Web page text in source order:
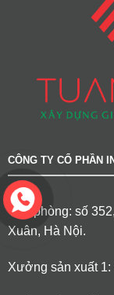
CÔNG TY CỔ PHẦN
Văn phòng: số
Xuân, Hà Nội.
Xưởng sản xuất